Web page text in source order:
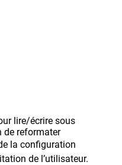
lire/écrire sous
de reformater
la configuration
de l’utilisateur.